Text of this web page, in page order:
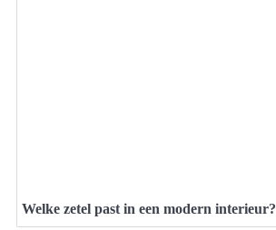
Welke zetel past in een modern interieur?